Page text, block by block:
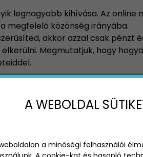
legnagyobb kihívása. Az online
megfelelő közönség irányába.
akkor azzal csak pénzt
Megmutatjuk, hogy
először is tudnod
kialakítása. A buyer persona
jellemzőivel ruházol fel.
A WEBOLDAL
a minőségi felhasználói